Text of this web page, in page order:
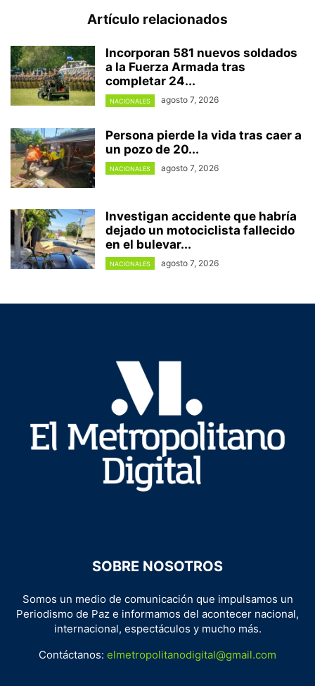
Artículo relacionados
Incorporan 581 nuevos soldados
a la Fuerza Armada tras
completar 24...
NACIONALES agosto 7, 2026
Persona pierde la vida tras caer a
un pozo de 20...
NACIONALES agosto 7, 2026
Investigan accidente que habría
dejado un motociclista fallecido
en el bulevar...
NACIONALES agosto 7, 2026
SOBRE NOSOTROS
Somos un medio de comunicación que impulsamos un
Periodismo de Paz e informamos del acontecer nacional,
internacional, espectáculos y mucho más.
Contáctanos: elmetropolitanodigital@gmail.com